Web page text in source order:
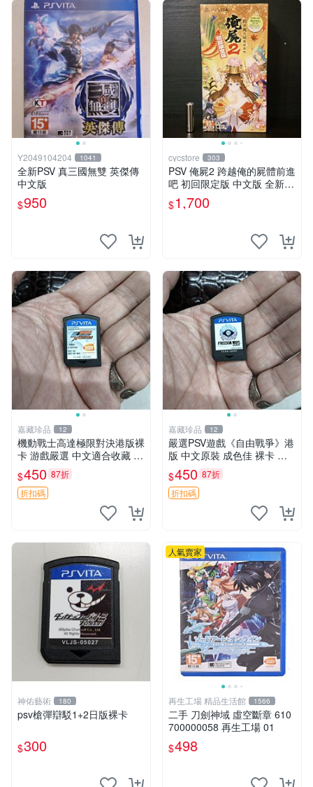
Y2049104204 1041
全新PSV 真三國無雙 英傑傳
中文版
$950
cycstore 303
PSV 俺屍2 跨越俺的屍體前進
吧 初回限定版 中文版 全新未
拆封 X200
$1,700
嘉藏珍品 12
機動戰士高達極限對決港版裸
卡 游戲嚴選 中文適合收藏 機
動戰士 高達對決 游戲機
$450 87折
折扣碼
嘉藏珍品 12
嚴選PSV遊戲《自由戰爭》港
版 中文原裝 成色佳 裸卡 自
由戰爭 PSV 港版 中文
$450 87折
折扣碼
神佑藝術 180
psv槍彈辯駁1+2日版裸卡
$300
人氣賣家
再生工場 精品生活館 1566
二手 刀劍神域 虛空斷章 610
700000058 再生工場 01
$498